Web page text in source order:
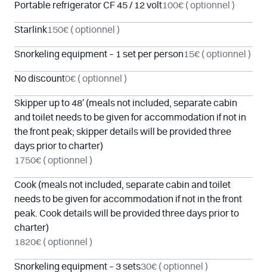
Portable refrigerator CF 45 / 12 volt100€ ( optionnel )
Starlink150€ ( optionnel )
Snorkeling equipment – 1 set per person15€ ( optionnel )
No discount0€ ( optionnel )
Skipper up to 48′ (meals not included, separate cabin
and toilet needs to be given for accommodation if not in
the front peak; skipper details will be provided three
days prior to charter)
1750€ ( optionnel )
Cook (meals not included, separate cabin and toilet
needs to be given for accommodation if not in the front
peak. Cook details will be provided three days prior to
charter)
1820€ ( optionnel )
Snorkeling equipment – 3 sets30€ ( optionnel )